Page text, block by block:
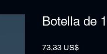
Botella de
73,33 US$Precio